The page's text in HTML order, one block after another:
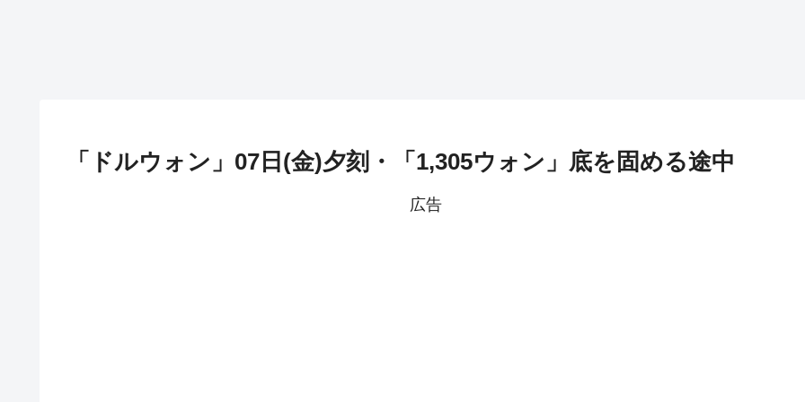
「ドルウォン」07日(金)夕刻・「1,305ウォン」底を固める途中
広告